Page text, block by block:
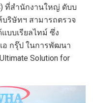
ที่สำนักงานใหญ่ ดับบ
บริษัทฯ สามารถตรวจ
บบเรียลไทม์ ซึ่ง
อ กรุ๊ป ในการพัฒนา
Solution for